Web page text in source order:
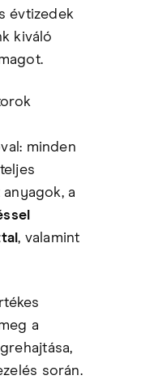
évtizedek
kiváló
minden
a
, valamint
a
során.